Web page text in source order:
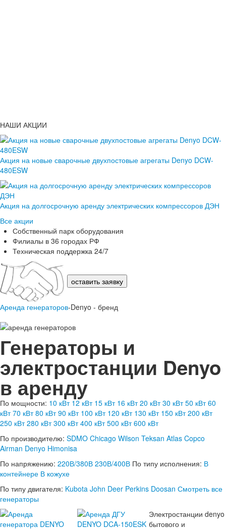
НАШИ АКЦИИ
Акция на новые сварочные двухпостовые агрегаты Denyo DCW-
480ESW
Акция на долгосрочную аренду электрических компрессоров ДЭН
Все акции
Собственный парк оборудования
Филиалы в 36 городах РФ
Техническая поддержка 24/7
оставить заявку
Аренда генераторов-Denyo - бренд
Генераторы и
электростанции Denyo
в аренду
По мощности: 10 кВт 12 кВт 15 кВт 16 кВт 20 кВт 30 кВт 50 кВт 60
кВт 70 кВт 80 кВт 90 кВт 100 кВт 120 кВт 130 кВт 150 кВт 200 кВт
250 кВт 280 кВт 300 кВт 400 кВт 500 кВт 600 кВт
По производителю: SDMO Chicago Wilson Teksan Atlas Copco
Airman Denyo Himonisa
По напряжению: 220В/380В 230В/400В По типу исполнения: В
контейнере В кожухе
По типу двигателя: Kubota John Deer Perkins Doosan Смотреть все
генераторы
Электростанции denyo
бытового и